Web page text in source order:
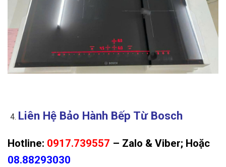
Liên Hệ Bảo Hành Bếp Từ Bosch
Hotline: 0917.739557 – Zalo & Viber; Hoặc
08.88293030